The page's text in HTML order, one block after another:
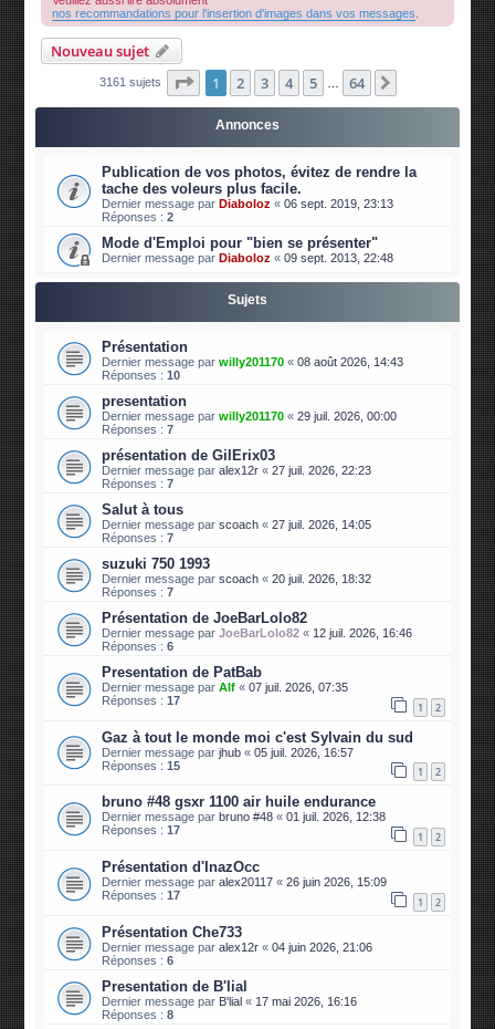
nos recommandations pour l'insertion d'images dans vos messages
Nouveau sujet
3161 sujets Page 1sur64
1 2 3 4 5 64
Annonces
Publication de vos photos, évitez de rendre la
tache des voleurs plus facile.
Dernier message parDiaboloz «06 sept. 2019, 23:13
Réponses :2
Mode d'Emploi pour "bien se présenter"
Dernier message parDiaboloz «09 sept. 2013, 22:48
Sujets
Présentation
Dernier message parwilly201170 «08 août 2026, 14:43
Réponses :10
presentation
Dernier message parwilly201170 «29 juil. 2026, 00:00
Réponses :7
présentation de GilErix03
Dernier message paralex12r «27 juil. 2026, 22:23
Réponses :7
Salut à tous
Dernier message parscoach «27 juil. 2026, 14:05
Réponses :7
suzuki 750 1993
Dernier message parscoach «20 juil. 2026, 18:32
Réponses :7
Présentation de JoeBarLolo82
Dernier message parJoeBarLolo82 « 12 juil. 2026, 16:46
Réponses :6
Presentation de PatBab
Dernier message parAlf «07 juil. 2026, 07:35
Réponses :17 1 2
Gaz à tout le monde moi c'est Sylvain du sud
Dernier message parjhub «05 juil. 2026, 16:57
Réponses :15 1 2
bruno #48 gsxr 1100 air huile endurance
Dernier message par bruno #48 «01 juil. 2026, 12:38
Réponses :17 1 2
Présentation d'InazOcc
Dernier message paralex20117 «26 juin 2026, 15:09
Réponses :17 1 2
Présentation Che733
Dernier message paralex12r «04 juin 2026, 21:06
Réponses :6
Presentation de B'lial
Dernier message par B'lial « 17 mai 2026, 16:16
Réponses :8